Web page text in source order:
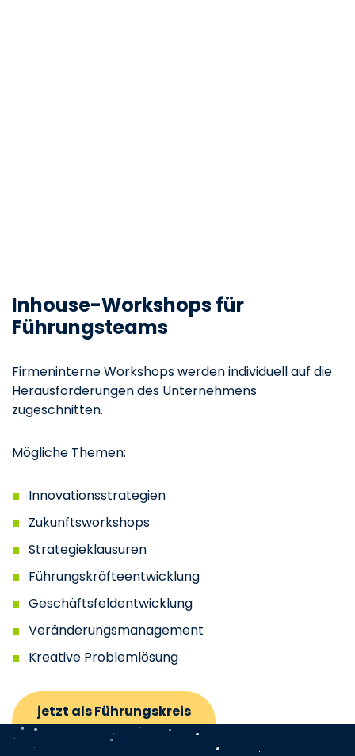
Inhouse-Workshops für
Führungsteams
Firmeninterne Workshops werden individuell auf die
Herausforderungen des Unternehmens
zugeschnitten.
Mögliche Themen:
Innovationsstrategien
Zukunftsworkshops
Strategieklausuren
Führungskräfteentwicklung
Geschäftsfeldentwicklung
Veränderungsmanagement
Kreative Problemlösung
jetzt als Führungskreis
ganz individuell trainieren